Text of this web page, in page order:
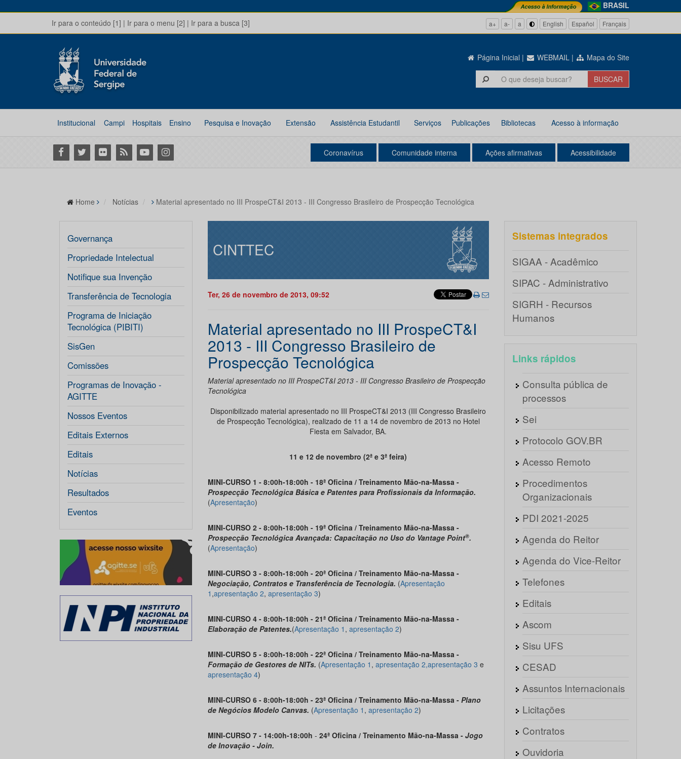
BRASIL
Ir para o conteúdo [1] | Ir para o menu [2] | Ir para a busca [3] a+ a- a English Español Français
Página Inicial | WEBMAIL | Mapa do Site
Institucional Campi Hospitais Ensino Pesquisa e Inovação Extensão Assistência Estudantil Serviços Publicações Bibliotecas Acesso à informação
Facebook
Twitter Flickr RSS YoutubeInstagram Coronavírus Comunidade interna Ações afirmativas Acessibilidade
Home Notícias Material apresentado no III ProspeCT&I 2013 - III Congresso Brasileiro de Prospecção Tecnológica
Governança
Propriedade Intelectual
Notifique sua Invenção
Transferência de Tecnologia
Programa de Iniciação
Tecnológica (PIBITI)
SisGen
Comissões
Programas de Inovação -
AGITTE
Nossos Eventos
Editais Externos
Editais
Notícias
Resultados
Eventos
CINTTEC
Ter, 26 de novembro de 2013, 09:52
Material apresentado no III ProspeCT&I
2013 - III Congresso Brasileiro de
Prospecção Tecnológica
Material apresentado no III ProspeCT&I 2013 - III Congresso Brasileiro de Prospecção
Tecnológica
Disponibilizado material apresentado no III ProspeCT&I 2013 (III Congresso Brasileiro
de Prospecção Tecnológica), realizado de 11 a 14 de novembro de 2013 no Hotel
Fiesta em Salvador, BA.
11 e 12 de novembro (2ª e 3ª feira)
MINI-CURSO 1 - 8:00h-18:00h - 18ª Oficina / Treinamento Mão-na-Massa -
Prospecção Tecnológica Básica e Patentes para Profissionais da Informação.
(Apresentação)
MINI-CURSO 2 - 8:00h-18:00h - 19ª Oficina / Treinamento Mão-na-Massa -
Prospecção Tecnológica Avançada: Capacitação no Uso do Vantage Point®.
(Apresentação)
MINI-CURSO 3 - 8:00h-18:00h - 20ª Oficina / Treinamento Mão-na-Massa -
Negociação, Contratos e Transferência de Tecnologia. (Apresentação
1 ,apresentação 2, apresentação 3)
MINI-CURSO 4 - 8:00h-18:00h - 21ª Oficina / Treinamento Mão-na-Massa -
Elaboração de Patentes.(Apresentação 1 , apresentação 2)
MINI-CURSO 5 - 8:00h-18:00h - 22ª Oficina / Treinamento Mão-na-Massa -
Formação de Gestores de NITs. (Apresentação 1 , apresentação 2,apresentação 3 e
apresentação 4)
MINI-CURSO 6 - 8:00h-18:00h - 23ª Oficina / Treinamento Mão-na-Massa - Plano
de Negócios Modelo Canvas. (Apresentação 1 , apresentação 2)
MINI-CURSO 7 - 14:00h-18:00h - 24ª Oficina / Treinamento Mão-na-Massa - Jogo
de Inovação - Join.
Sistemas integrados
SIGAA - Acadêmico
SIPAC - Administrativo
SIGRH - Recursos
Humanos
Links rápidos
Consulta pública de
processos
Sei
Protocolo GOV.BR
Acesso Remoto
Procedimentos
Organizacionais
PDI 2021-2025
Agenda do Reitor
Agenda do Vice-Reitor
Telefones
Editais
Ascom
Sisu UFS
CESAD
Assuntos Internacionais
Licitações
Contratos
Ouvidoria